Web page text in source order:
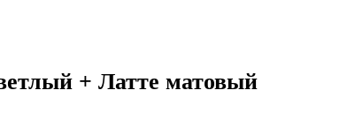
+ Латте матовый